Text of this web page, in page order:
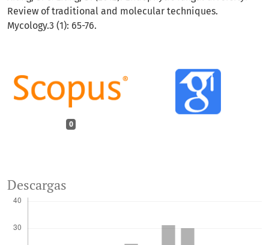
0
Descargas
Review of traditional and molecular techniques.
Mycology.3 (1): 65-76.